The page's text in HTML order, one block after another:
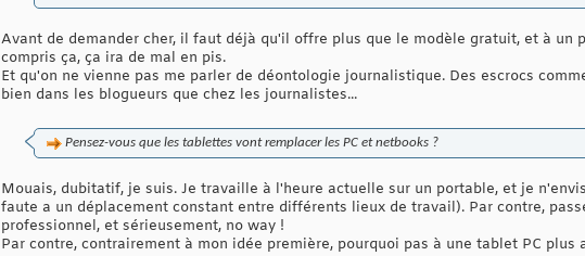
Avant de demander cher, il faut déjà qu'il offre plus que le modèle gratuit, et à un
compris ça, ça ira de mal en pis.
Et qu'on ne vienne pas me parler de déontologie journalistique. Des escrocs
bien dans les blogueurs que chez les journalistes...
Pensez-vous que les tablettes vont remplacer les PC et netbooks ?
Mouais, dubitatif, je suis. Je travaille à l'heure actuelle sur un portable, et je
faute a un déplacement constant entre différents lieux de travail). Par contre,
professionnel, et sérieusement, no way !
Par contre, contrairement à mon idée première, pourquoi pas à une tablet PC